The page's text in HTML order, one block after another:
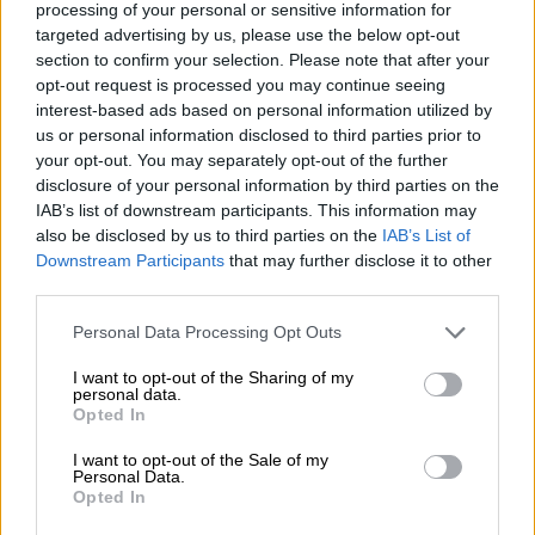
processing of your personal or sensitive information for
targeted advertising by us, please use the below opt-out
section to confirm your selection. Please note that after your
opt-out request is processed you may continue seeing
interest-based ads based on personal information utilized by
us or personal information disclosed to third parties prior to
your opt-out. You may separately opt-out of the further
disclosure of your personal information by third parties on the
IAB’s list of downstream participants. This information may
also be disclosed by us to third parties on the IAB’s List of
Downstream Participants that may further disclose it to other
Please note that this website/app uses one or more Google
not limited to your visit or usage behaviour. You may click to
grant or deny consent to Google and its third-party tags to
use your data for below specified purposes in below Google
consent section.
Personal Data Processing Opt Outs
I want to opt-out of the Sharing of my
personal data.
Opted In
I want to opt-out of the Sale of my
Personal Data.
Opted In
εντείνει τον αγώνα της προτάσσοντας,
μεταξύ των άλλων, την απορρόφηση όλων
των ανέργων συναδέλφων, την εξάλειψη της
μαύρης ανασφάλιστης εργασίας, την
εφαρμογή των ΣΣΕ και της νομοθεσίας και
την υπογραφή νέων Συμβάσεων σε όλες τις
κατηγορίες πλοίων, την άμεση κατάργηση
όλων των αντεργατικών διατάξεων με τις
οποίες και καταστρατηγούνται στην
κυριολεξία και τα ίδια ταθεμελιώδη
συνδικαλιστικά μας δικαιώματα
Πρέπει επιτέλους νατεθεί φραγμός στη
συνεχή παραβίαση των νόμιμων ωραρίων και
ορίων απασχόλησης
καταργηθούν άμεσα οι μειωμένες οργανικές
συνθέσεις και να καθιερωθούν νέες που να